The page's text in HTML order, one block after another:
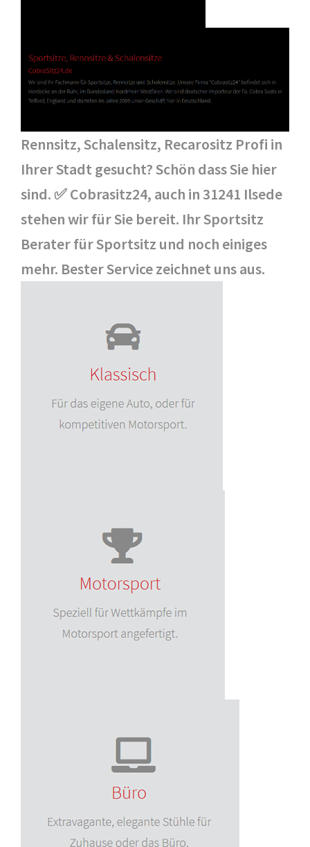
Rennsitz, Schalensitz, Recarositz Profi in
Ihrer Stadt gesucht? Schön dass Sie hier
sind. ✅ Cobrasitz24, auch in 31241 Ilsede
stehen wir für Sie bereit. Ihr Sportsitz
Berater für Sportsitz und noch einiges
mehr. Bester Service zeichnet uns aus.